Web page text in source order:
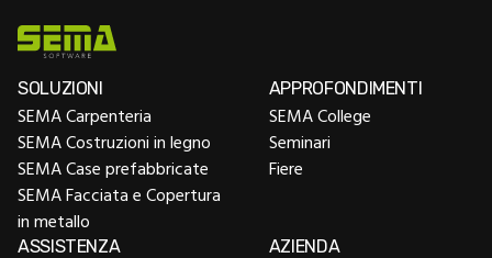
SOLUZIONI
SEMA Carpenteria
SEMA Costruzioni in legno
SEMA Case prefabbricate
SEMA Facciata e Copertura
in metallo
APPROFONDIMENTI
SEMA College
Seminari
Fiere
ASSISTENZA AZIENDA